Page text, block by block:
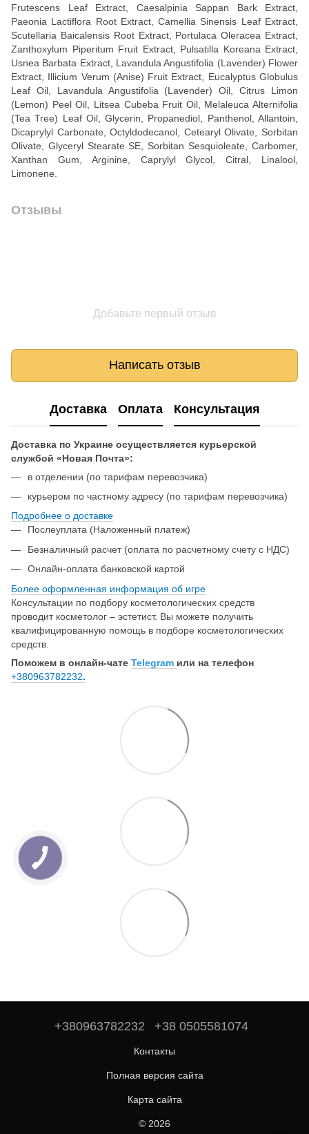
Frutescens Leaf Extract, Caesalpinia Sappan Bark Extract,
Paeonia Lactiflora Root Extract, Camellia Sinensis Leaf Extract,
Scutellaria Baicalensis Root Extract, Portulaca Oleracea Extract,
Zanthoxylum Piperitum Fruit Extract, Pulsatilla Koreana Extract,
Usnea Barbata Extract, Lavandula Angustifolia (Lavender) Flower
Extract, Illicium Verum (Anise) Fruit Extract, Eucalyptus Globulus
Leaf Oil, Lavandula Angustifolia (Lavender) Oil, Citrus Limon
(Lemon) Peel Oil, Litsea Cubeba Fruit Oil, Melaleuca Alternifolia
(Tea Tree) Leaf Oil, Glycerin, Propanediol, Panthenol, Allantoin,
Dicaprylyl Carbonate, Octyldodecanol, Cetearyl Olivate, Sorbitan
Olivate, Glyceryl Stearate SE, Sorbitan Sesquioleate, Carbomer,
Xanthan Gum, Arginine, Caprylyl Glycol, Citral, Linalool,
Limonene.
Отзывы
Добавьте первый отзыв
Написать отзыв
Доставка Оплата Консультация
Доставка по Украине осуществляется курьерской
службой «Новая Почта»:
в отделении (по тарифам перевозчика)
курьером по частному адресу (по тарифам перевозчика)
Подробнее о доставке
Послеуплата (Наложенный платеж)
Безналичный расчет (оплата по расчетному счету с НДС)
Онлайн-оплата банковской картой
Более оформленная информация об игре
Консультации по подбору косметологических средств
проводит косметолог – эстетист. Вы можете получить
квалифицированную помощь в подборе косметологических
средств.
Поможем в онлайн-чате Telegram или на телефон
+380963782232.
+380963782232 +38 0505581074
Контакты
Полная версия сайта
Карта сайта
© 2026